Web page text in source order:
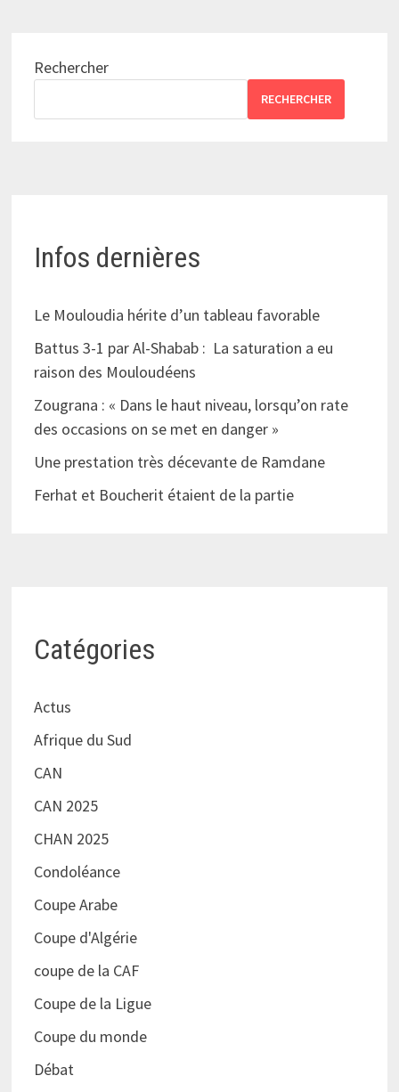
Rechercher
RECHERCHER
Infos dernières
Le Mouloudia hérite d’un tableau favorable
Battus 3-1 par Al-Shabab : La saturation a eu
raison des Mouloudéens
Zougrana : « Dans le haut niveau, lorsqu’on rate
des occasions on se met en danger »
Une prestation très décevante de Ramdane
Ferhat et Boucherit étaient de la partie
Catégories
Actus
Afrique du Sud
CAN
CAN 2025
CHAN 2025
Condoléance
Coupe Arabe
Coupe d'Algérie
coupe de la CAF
Coupe de la Ligue
Coupe du monde
Débat